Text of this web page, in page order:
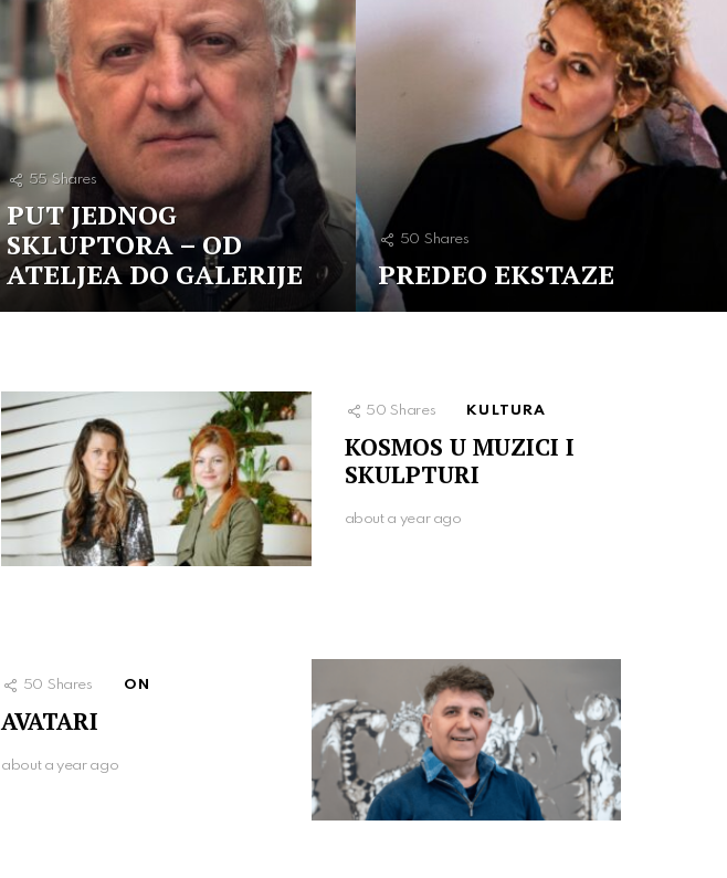
55 Shares
PUT JEDNOG
SKLUPTORA – OD
ATELJEA DO GALERIJE
50 Shares
PREDEO EKSTAZE
50 Shares KULTURA
KOSMOS U MUZICI I
SKULPTURI
about a year ago
50 Shares ON
AVATARI
about a year ago